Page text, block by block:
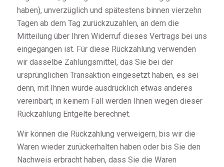
haben), unverzüglich und spätestens binnen vierzehn
Tagen ab dem Tag zurückzuzahlen, an dem die
Mitteilung über Ihren Widerruf dieses Vertrags bei uns
eingegangen ist. Für diese Rückzahlung verwenden
wir dasselbe Zahlungsmittel, das Sie bei der
ursprünglichen Transaktion eingesetzt haben, es sei
denn, mit Ihnen wurde ausdrücklich etwas anderes
vereinbart; in keinem Fall werden Ihnen wegen dieser
Rückzahlung Entgelte berechnet.
Wir können die Rückzahlung verweigern, bis wir die
Waren wieder zurückerhalten haben oder bis Sie den
Nachweis erbracht haben, dass Sie die Waren